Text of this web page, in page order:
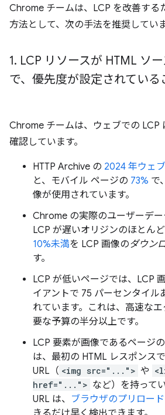
Chrome チームは、LCP を改善する
方法として、次の手法を推奨していま
1. LCP リソースが HTML ソ
で、優先度が設定されている
Chrome チームは、ウェブでの LCP
確認しています。
HTTP Archive の 2024 年ウェ
と、モバイル ページの 73% で
像が使用されています。
Chrome の実際のユーザーデー
LCP が遅いオリジンのほとん
10%未満を LCP 画像のダウン
す。
LCP が低いページでは、LCP
イアントで 75 パーセンタイル
れています。これは、高速な
要な予算の半分以上です。
LCP 要素が画像であるページの
は、最初の HTML レスポンス
URL（ <img src="..."> や
href="..."> など）を持って
URL は、 ブラウザのプリロー